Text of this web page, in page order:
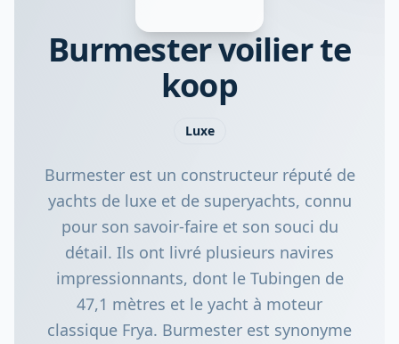
Burmester voilier te
koop
Luxe
Burmester est un constructeur réputé de
yachts de luxe et de superyachts, connu
pour son savoir-faire et son souci du
détail. Ils ont livré plusieurs navires
impressionnants, dont le Tubingen de
47,1 mètres et le yacht à moteur
classique Frya. Burmester est synonyme